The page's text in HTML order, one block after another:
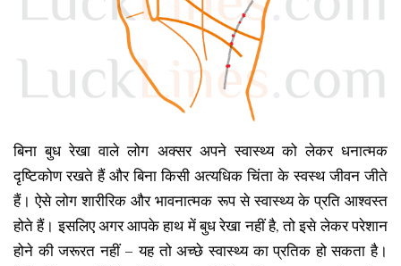
बिना बुध रेखा वाले लोग अक्सर अपने स्वास्थ्य को लेकर धनात्मक
दृष्टिकोण रखते हैं और बिना किसी अत्यधिक चिंता के स्वस्थ जीवन जीते
हैं। ऐसे लोग शारीरिक और भावनात्मक रूप से स्वास्थ्य के प्रति आश्वस्त
होते हैं। इसलिए अगर आपके हाथ में बुध रेखा नहीं है, तो इसे लेकर परेशान
होने की जरूरत नहीं – यह तो अच्छे स्वास्थ्य का प्रतिक हो सकता है।